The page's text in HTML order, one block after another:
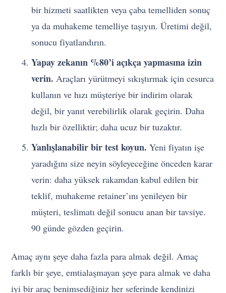
bir hizmeti saatlikten veya çaba temelliden sonuç
ya da muhakeme temelliye taşıyın. Üretimi değil,
sonucu fiyatlandırın.
Yapay zekanın %80’i açıkça yapmasına izin
verin. Araçları yürütmeyi sıkıştırmak için cesurca
kullanın ve hızı müşteriye bir indirim olarak
değil, bir yanıt verebilirlik olarak geçirin. Daha
hızlı bir özelliktir; daha ucuz bir tuzaktır.
Yanlışlanabilir bir test koyun. Yeni fiyatın işe
yaradığını size neyin söyleyeceğine önceden karar
verin: daha yüksek rakamdan kabul edilen bir
teklif, muhakeme retainer’ını yenileyen bir
müşteri, teslimatı değil sonucu anan bir tavsiye.
90 günde gözden geçirin.
Amaç aynı şeye daha fazla para almak değil. Amaç
farklı bir şeye, emtialaşmayan şeye para almak ve daha
iyi bir araç benimsediğiniz her seferinde kendinizi